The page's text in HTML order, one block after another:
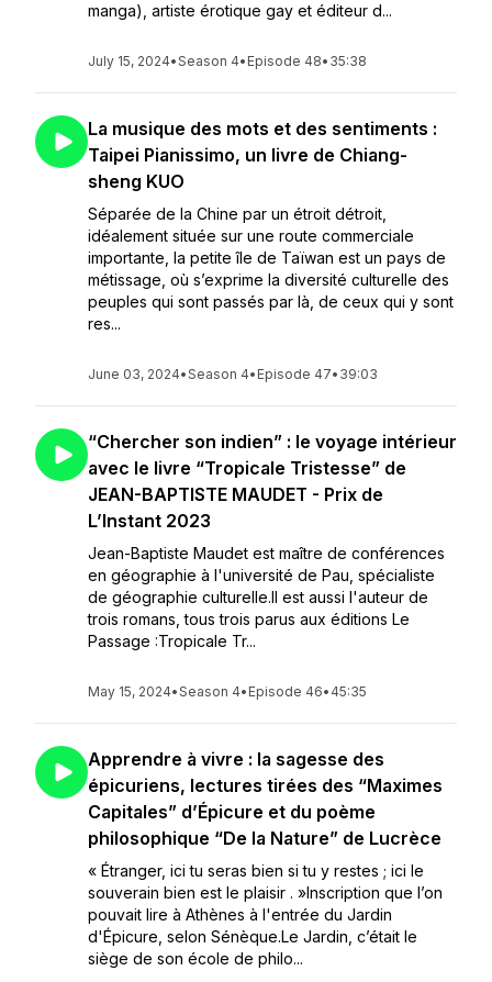
manga), artiste érotique gay et éditeur d...
July 15, 2024•Season 4• Episode 48• 35:38
La musique des mots et des sentiments :
Taipei Pianissimo, un livre de Chiang-
sheng KUO
Séparée de la Chine par un étroit détroit,
idéalement située sur une route commerciale
importante, la petite île de Taïwan est un pays de
métissage, où s’exprime la diversité culturelle des
peuples qui sont passés par là, de ceux qui y sont
res...
June 03, 2024•Season 4• Episode 47• 39:03
“Chercher son indien” : le voyage intérieur
avec le livre “Tropicale Tristesse” de
JEAN-BAPTISTE MAUDET - Prix de
L’Instant 2023
Jean-Baptiste Maudet est maître de conférences
en géographie à l'université de Pau, spécialiste
de géographie culturelle.Il est aussi l'auteur de
trois romans, tous trois parus aux éditions Le
Passage :Tropicale Tr...
May 15, 2024•Season 4• Episode 46• 45:35
Apprendre à vivre : la sagesse des
épicuriens, lectures tirées des “Maximes
Capitales” d’Épicure et du poème
philosophique “De la Nature” de Lucrèce
« Étranger, ici tu seras bien si tu y restes ; ici le
souverain bien est le plaisir . »Inscription que l’on
pouvait lire à Athènes à l'entrée du Jardin
d'Épicure, selon Sénèque.Le Jardin, c’était le
siège de son école de philo...